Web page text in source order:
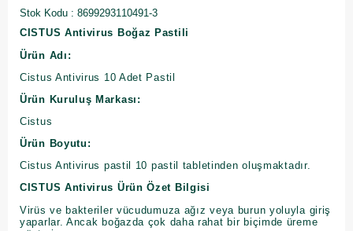
Stok Kodu
8699293110491-3
CISTUS Antivirus Boğaz Pastili
Ürün Adı:
Cistus Antivirus 10 Adet Pastil
Ürün Kuruluş Markası:
Cistus
Ürün Boyutu:
Cistus Antivirus pastil 10 pastil tabletinden oluşmaktadır.
CISTUS Antivirus Ürün Özet Bilgisi
Virüs ve bakteriler vücudumuza ağız veya burun yoluyla giriş
yaparlar. Ancak boğazda çok daha rahat bir biçimde üreme